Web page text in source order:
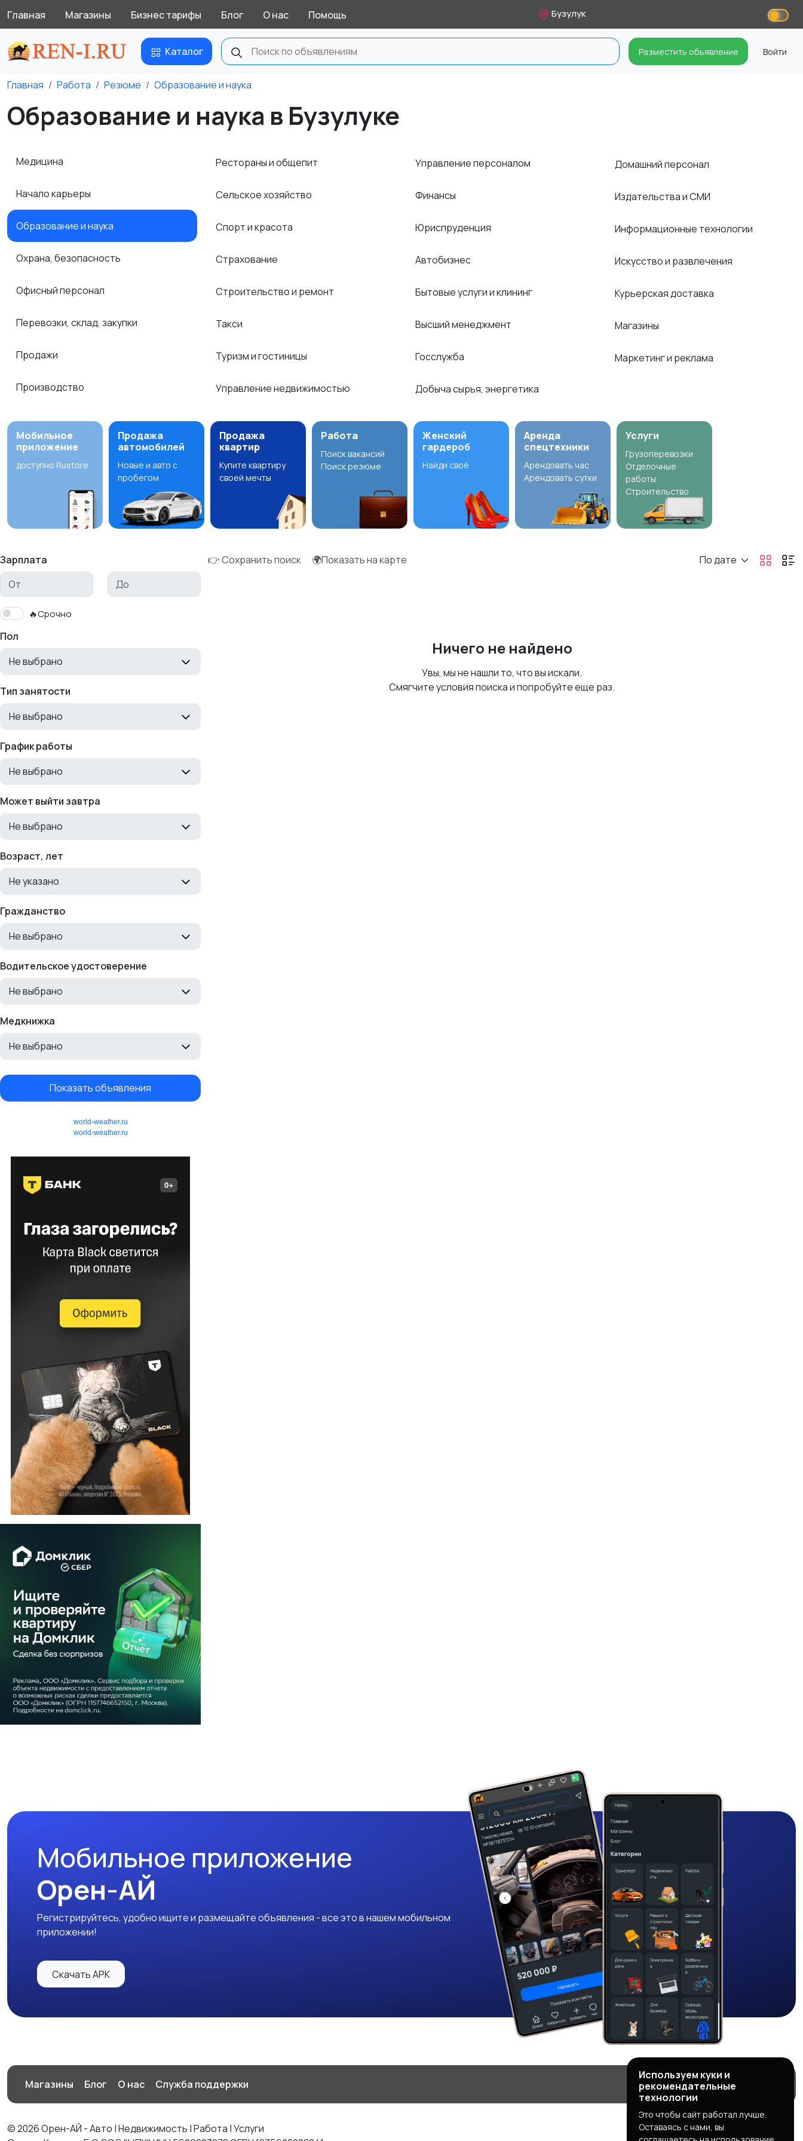
Главная Магазины Бизнес тарифы Блог О нас Помощь Бузулук
Каталог Разместить объявление Войти
Главная Работа Резюме Образование и наука
Образование и наука в Бузулуке
Медицина
Начало карьеры
Образование и наука
Охрана, безопасность
Офисный персонал
Перевозки, склад, закупки
Продажи
Производство
Рестораны и общепит
Сельское хозяйство
Спорт и красота
Страхование
Строительство и ремонт
Такси
Туризм и гостиницы
Управление недвижимостью
Управление персоналом
Финансы
Юриспруденция
Автобизнес
Бытовые услуги и клининг
Высший менеджмент
Госслужба
Добыча сырья, энергетика
Домашний персонал
Издательства и СМИ
Информационные технологии
Искусство и развлечения
Курьерская доставка
Магазины
Маркетинг и реклама
Мобильное
приложение
доступно Rustore
Продажа
автомобилей
Новые и авто с
пробегом
Продажа
квартир
Купите квартиру
своей мечты
Работа
Поиск вакансий
Поиск резюме
Женский
гардероб
Найди своё
Аренда
спецтехники
Арендовать час
Арендовать сутки
Услуги
Грузоперевозки
Отделочные
работы
Строительство
Зарплата
🔥Срочно
Пол
Не выбрано
Тип занятости
Не выбрано
График работы
Не выбрано
Может выйти завтра
Не выбрано
Возраст, лет
Не указано
Гражданство
Не выбрано
Водительское удостоверение
Не выбрано
Медкнижка
Не выбрано
Показать объявления
world-weather.ru
world-weather.ru
👉 Сохранить поиск 🌍Показать на карте По дате
Ничего не найдено
Увы, мы не нашли то, что вы искали.
Смягчите условия поиска и попробуйте еще раз.
Мобильное приложение
Орен-АЙ
Регистрируйтесь, удобно ищите и размещайте объявления - все это в нашем мобильном
приложении!
Скачать APK
Магазины Блог О нас Служба поддержки
© 2026 Орен-АЙ - Авто | Недвижимость | Работа | Услуги
Используем куки и
рекомендательные
технологии
Это чтобы сайт работал лучше.
Оставаясь с нами, вы